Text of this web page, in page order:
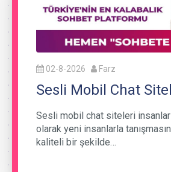
02-8-2026 Farz
Sesli Mobil Chat
Sesli mobil chat siteleri
olarak yeni insanlarla
kaliteli bir şekilde…